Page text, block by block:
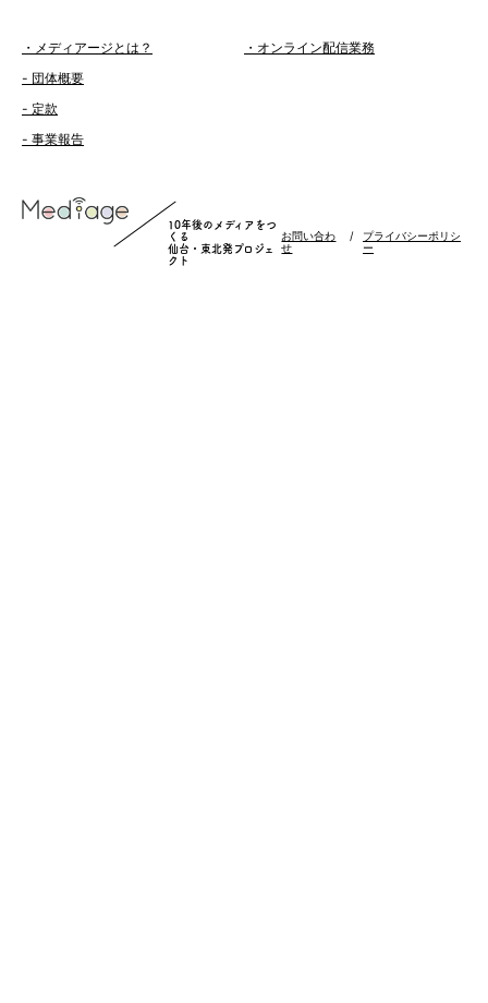
・メディアージとは？
- 団体概要
- 定款
- 事業報告
・オンライン配信業務
10年後のメディアをつ
くる
仙台・東北発プロジェ
クト
お問い合わ
せ
/
プライバシーポリシ
ー